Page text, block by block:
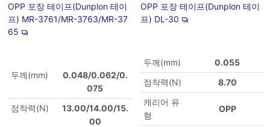
OPP 포장 테이프(Dunplon 테이
프) MR-3761/MR-3763/MR-37
65
두께(mm)
0.048/0.062/0.
075
점착력(N)
13.00/14.00/15.
00
OPP 포장 테이프(Dunplon 테이
프) DL-30
두께(mm)
0.055
점착력(N)
8.70
캐리어 유
형
OPP